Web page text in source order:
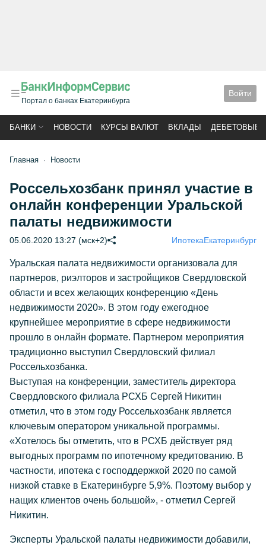
Портал о банках Екатеринбурга
Войти
БАНКИ НОВОСТИ КУРСЫ ВАЛЮТ ВКЛАДЫ ДЕБЕТОВЫЕ
Главная Новости
Россельхозбанк принял участие в
онлайн конференции Уральской
палаты недвижимости
05.06.2020 13:27 (мск+2) ИпотекаЕкатеринбург
Уральская палата недвижимости организовала для
партнеров, риэлторов и застройщиков Свердловской
области и всех желающих конференцию «День
недвижимости 2020». В этом году ежегодное
крупнейшее мероприятие в сфере недвижимости
прошло в онлайн формате. Партнером мероприятия
традиционно выступил Свердловский филиал
Россельхозбанка.
Выступая на конференции, заместитель директора
Свердловского филиала РСХБ Сергей Никитин
отметил, что в этом году Россельхозбанк является
ключевым оператором уникальной программы.
«Хотелось бы отметить, что в РСХБ действует ряд
выгодных программ по ипотечному кредитованию. В
частности, ипотека с господдержкой 2020 по самой
низкой ставке в Екатеринбурге 5,9%. Поэтому выбор у
нащих клиентов очень большой», - отметил Сергей
Никитин.
Эксперты Уральской палаты недвижимости добавили,